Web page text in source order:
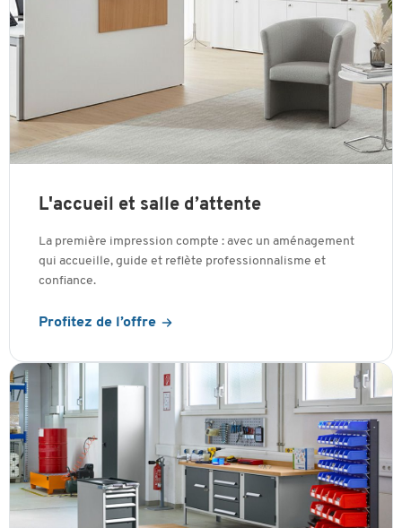
L'accueil et salle d’attente
La première impression compte : avec un aménagement
qui accueille, guide et reflète professionnalisme et
confiance.
Profitez de l’offre